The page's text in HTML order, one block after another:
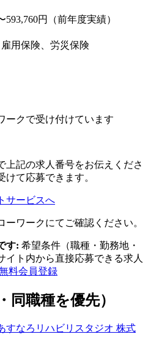
593,760円（前年度実績）
用保険、労災保険
ークで受け付けています
上記の求人番号をお伝えくださ
て応募できます。
サービスへ
ワークにてご確認ください。
す: 希望条件（職種・勤務地・
イト内から直接応募できる求人
料会員登録
同職種を優先）
すなろリハビリスタジオ 株式